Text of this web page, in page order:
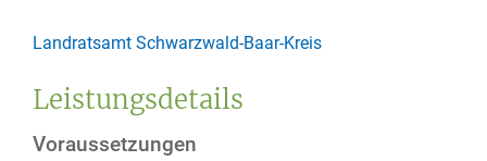
Landratsamt Schwarzwald-Baar-Kreis
Leistungsdetails
Voraussetzungen